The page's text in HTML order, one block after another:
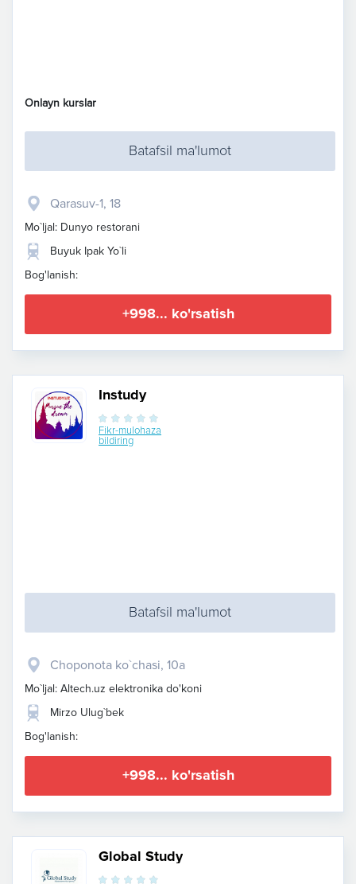
Onlayn kurslar
Batafsil ma'lumot
Qarasuv-1, 18
Mo`ljal: Dunyo restorani
Buyuk Ipak Yo`li
Bog'lanish:
+998... ko'rsatish
Instudy
Fikr-mulohaza
bildiring
Batafsil ma'lumot
​Choponota ko`chasi, 10a
Mo`ljal: Altech.uz elektronika do'koni
Mirzo Ulug`bek
Bog'lanish:
+998... ko'rsatish
Global Study